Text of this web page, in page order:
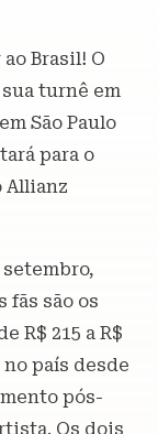
Brasil! O
turnê em
São Paulo
para o
Allianz
setembro,
fãs são os
R$ 215 a R$
país desde
pós-
Os dois